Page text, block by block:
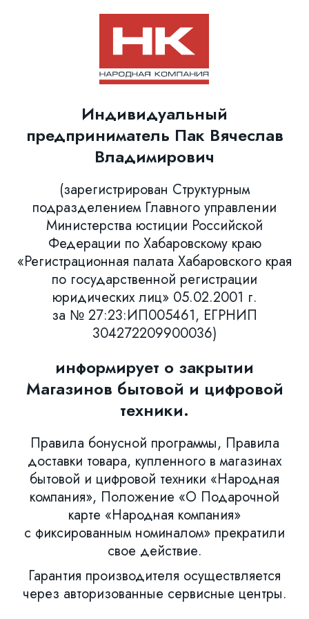
Индивидуальный
предприниматель Пак Вячеслав
Владимирович
(зарегистрирован Структурным
подразделением Главного управлении
Министерства юстиции Российской
Федерации по Хабаровскому краю
«Регистрационная палата Хабаровского края
по государственной регистрации
юридических лиц» 05.02.2001 г.
за № 27:23:ИП005461, ЕГРНИП
304272209900036)
информирует о закрытии
Магазинов бытовой и цифровой
техники.
Правила бонусной программы, Правила
доставки товара, купленного в магазинах
бытовой и цифровой техники «Народная
компания», Положение «О Подарочной
карте «Народная компания»
с фиксированным номиналом» прекратили
свое действие.
Гарантия производителя осуществляется
через авторизованные сервисные центры.